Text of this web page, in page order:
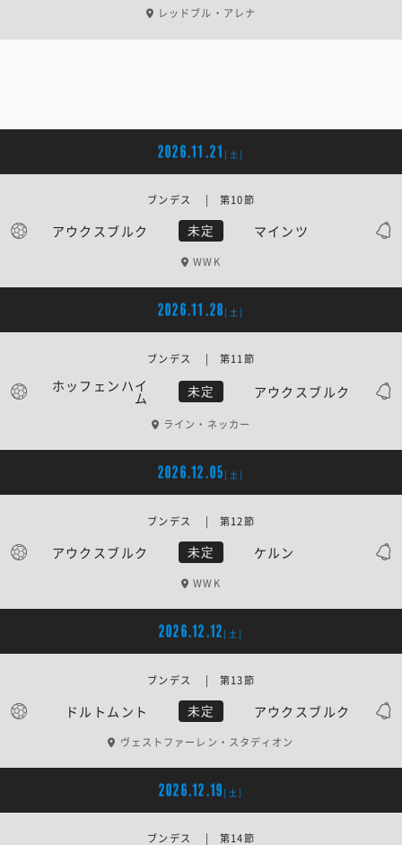
レッドブル・アレナ
2026.11.21 [土]
アウクスブルク 未定 マインツ
ブンデス | 第10節
WWK
2026.11.28 [土]
ホッフェンハイ
ム 未定 アウクスブルク
ブンデス | 第11節
ライン・ネッカー
2026.12.05 [土]
アウクスブルク 未定 ケルン
ブンデス | 第12節
WWK
2026.12.12 [土]
ドルトムント 未定 アウクスブルク
ブンデス | 第13節
ヴェストファーレン・スタディオン
2026.12.19 [土]
ブンデス | 第14節